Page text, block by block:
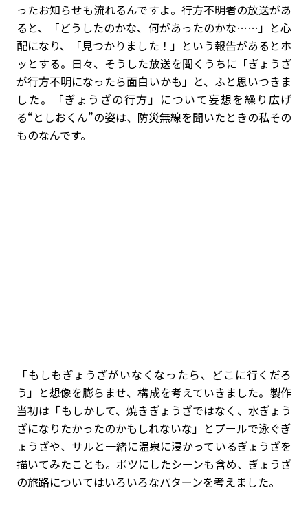
ったお知らせも流れるんですよ。行方不明者の放送があ
ると、「どうしたのかな、何があったのかな……」と心
配になり、「見つかりました！」という報告があるとホ
ッとする。日々、そうした放送を聞くうちに「ぎょうざ
が行方不明になったら面白いかも」と、ふと思いつきま
した。「ぎょうざの行方」について妄想を繰り広げ
る“としおくん”の姿は、防災無線を聞いたときの私その
ものなんです。
「もしもぎょうざがいなくなったら、どこに行くだろ
う」と想像を膨らませ、構成を考えていきました。製作
当初は「もしかして、焼きぎょうざではなく、水ぎょう
ざになりたかったのかもしれないな」とプールで泳ぐぎ
ょうざや、サルと一緒に温泉に浸かっているぎょうざを
描いてみたことも。ボツにしたシーンも含め、ぎょうざ
の旅路についてはいろいろなパターンを考えました。